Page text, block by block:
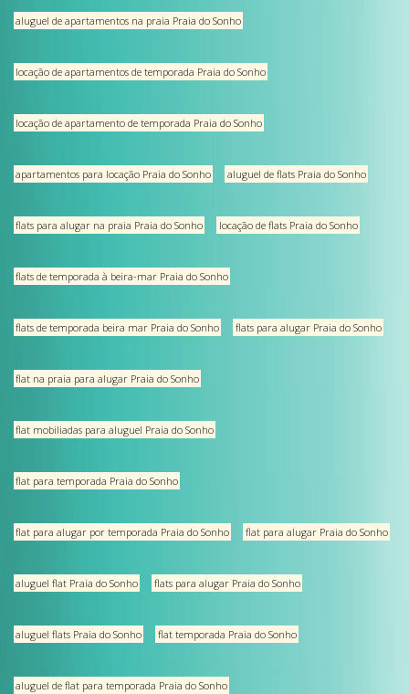
aluguel de apartamentos na praia Praia do Sonho
locação de apartamentos de temporada Praia do Sonho
locação de apartamento de temporada Praia do Sonho
apartamentos para locação Praia do Sonho aluguel de flats Praia do Sonho
flats para alugar na praia Praia do Sonho locação de flats Praia do Sonho
flats de temporada à beira-mar Praia do Sonho
flats de temporada beira mar Praia do Sonho flats para alugar Praia do Sonho
flat na praia para alugar Praia do Sonho
flat mobiliadas para aluguel Praia do Sonho
flat para temporada Praia do Sonho
flat para alugar por temporada Praia do Sonho flat para alugar Praia do Sonho
aluguel flat Praia do Sonho flats para alugar Praia do Sonho
aluguel flats Praia do Sonho flat temporada Praia do Sonho
aluguel de flat para temporada Praia do Sonho